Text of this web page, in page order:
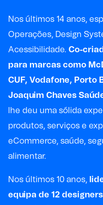
Nos últimos 14 anos,
Operações, Design
Acessibilidade. Co-
para marcas como
CUF, Vodafone, Porto
Joaquim Chaves
lhe deu uma sólida
produtos, serviços e
eCommerce, saúde,
alimentar.
Nos últimos 10 anos,
equipa de 12